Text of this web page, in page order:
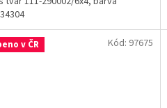
v ČR Kód: 97675